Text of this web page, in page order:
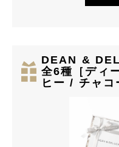
DEAN &
全6種［ディ
ヒー / チャコ